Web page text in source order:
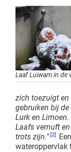
Laaf Luiwam in de
zich toezuigt
gebruiken bij
Lurk en
Laafs vernuft
trots zijn." [2]
wateroppervlak